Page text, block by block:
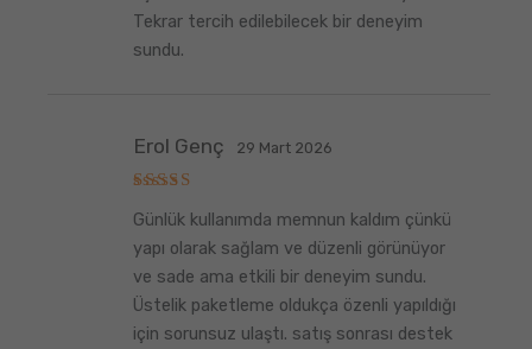
Tekrar tercih edilebilecek bir deneyim
sundu.
üzerinden
oy aldı
Erol Genç 29 Mart 2026
Günlük kullanımda memnun kaldım çünkü
yapı olarak sağlam ve düzenli görünüyor
ve sade ama etkili bir deneyim sundu.
Üstelik paketleme oldukça özenli yapıldığı
için sorunsuz ulaştı. satış sonrası destek